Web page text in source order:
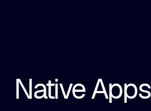
Native Apps